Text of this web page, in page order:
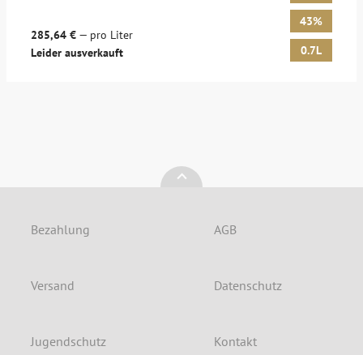
285,64 € — pro Liter
Leider ausverkauft
43%
0.7L
Bezahlung
Versand
AGB
Datenschutz
Jugendschutz Kontakt